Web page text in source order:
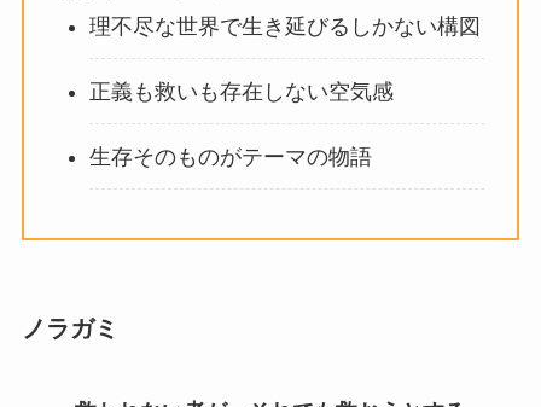
理不尽な世界で生き延びるしかない構図
正義も救いも存在しない空気感
生存そのものがテーマの物語
ノラガミ